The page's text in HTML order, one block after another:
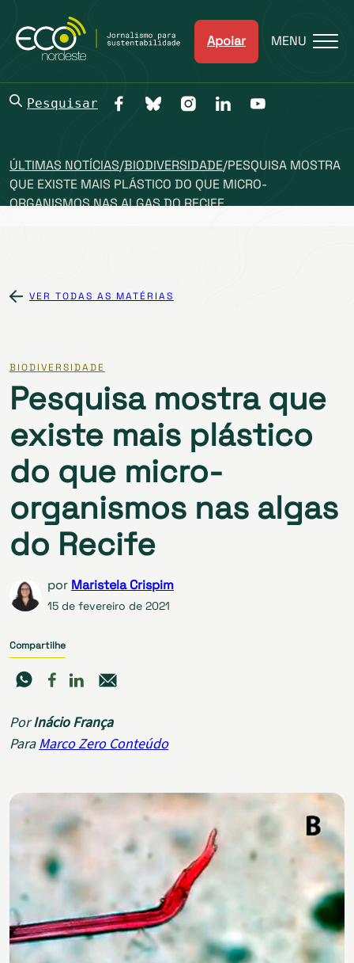
Apoiar MENU
Pesquisar
ÚLTIMAS NOTÍCIAS/BIODIVERSIDADE/PESQUISA MOSTRA
QUE EXISTE MAIS PLÁSTICO DO QUE MICRO-
ORGANISMOS NAS ALGAS DO RECIFE
VER TODAS AS MATÉRIAS
BIODIVERSIDADE
Pesquisa mostra que
existe mais plástico
do que micro-
organismos nas algas
do Recife
por Maristela Crispim
15 de fevereiro de 2021
Compartilhe
PorInácio França
ParaMarco Zero Conteúdo